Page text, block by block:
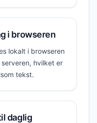
i browseren
lokalt i browseren
hvilket er
tekst.
daglig